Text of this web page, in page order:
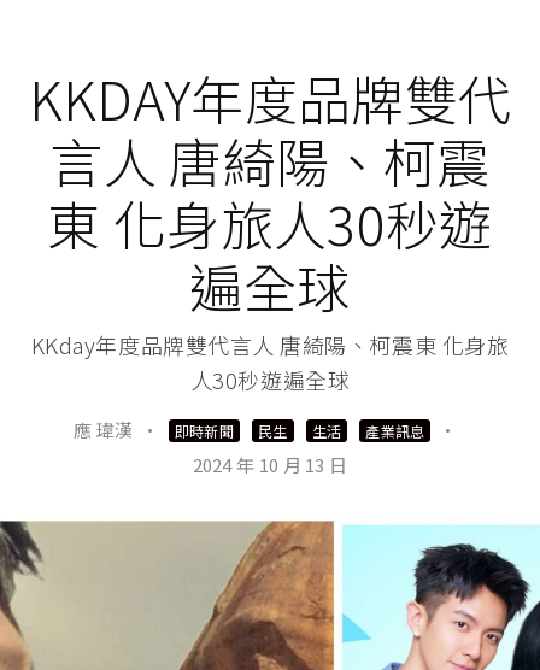
KKDAY年度品牌雙代
言人 唐綺陽、柯震
東 化身旅人30秒遊
遍全球
KKday年度品牌雙代言人 唐綺陽、柯震東 化身旅
人30秒遊遍全球
應 瑋漢 · 即時新聞 民生 生活 產業訊息
·
2024 年 10 月 13 日